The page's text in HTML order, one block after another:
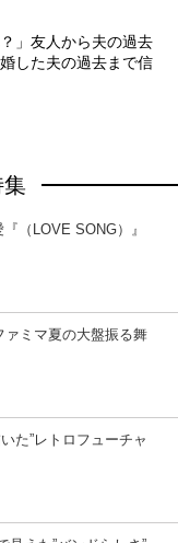
」友人から夫の過去
した夫の過去まで信
（LOVE SONG）』
ァミマ夏の大盤振る舞
た”レトロフューチャ